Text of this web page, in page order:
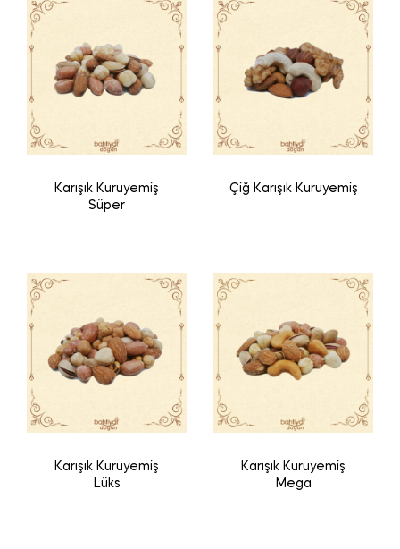
Karışık Kuruyemiş
Süper
Çiğ Karışık Kuruyemiş
Karışık Kuruyemiş
Lüks
Karışık Kuruyemiş
Mega